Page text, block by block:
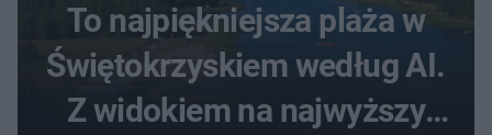
To najpiękniejsza plaża w
Świętokrzyskiem według AI.
Z widokiem na najwyższy